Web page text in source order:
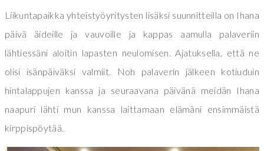
Liikuntapaikka yhteistyöyritysten lisäksi suunnitteilla on Ihana
päivä äideille ja vauvoille ja kappas aamulla palaveriin
lähtiessäni aloitin lapasten neulomisen. Ajatuksella, että ne
olisi isänpäiväksi valmiit. Noh palaverin jälkeen kotiuduin
hintalappujen kanssa ja seuraavana päivänä meidän Ihana
naapuri lähti mun kanssa laittamaan elämäni ensimmäistä
kirppispöytää.